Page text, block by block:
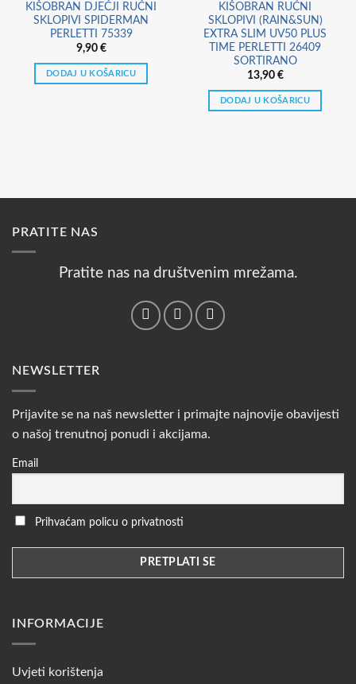
KIŠOBRAN DJEČJI RUČNI
SKLOPIVI SPIDERMAN
PERLETTI 75339
9,90 €
DODAJ U KOŠARICU
KIŠOBRAN RUČNI
SKLOPIVI (RAIN&SUN)
EXTRA SLIM UV50 PLUS
TIME PERLETTI 26409
SORTIRANO
13,90 €
DODAJ U KOŠARICU
PRATITE NAS
Pratite nas na društvenim mrežama.
NEWSLETTER
Prijavite se na naš newsletter i primajte najnovije obavijesti
o našoj trenutnoj ponudi i akcijama.
Email
Prihvaćam policu o privatnosti
INFORMACIJE
Uvjeti korištenja